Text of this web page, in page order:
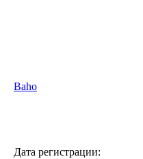
Baho
Дата регистрации: